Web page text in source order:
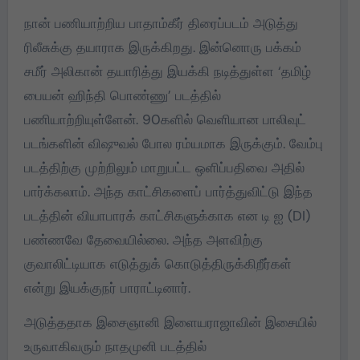
நான் பணியாற்றிய பாதாம்கீர் திரைப்படம் அடுத்து
ரிலீசுக்கு தயாராக இருக்கிறது. இன்னொரு பக்கம்
சமீர் அலிகான் தயாரித்து இயக்கி நடித்துள்ள ‘தமிழ்
பையன் ஹிந்தி பொண்ணு’ படத்தில்
பணியாற்றியுள்ளேன். 90களில் வெளியான பாலிவுட்
படங்களின் விஷுவல் போல ரம்யமாக இருக்கும். வேம்பு
படத்திற்கு முற்றிலும் மாறுபட்ட ஒளிப்பதிவை அதில்
பார்க்கலாம். அந்த காட்சிகளைப் பார்த்துவிட்டு இந்த
படத்தின் வியாபாரக் காட்சிகளுக்காக என டி ஐ (DI)
பண்ணவே தேவையில்லை. அந்த அளவிற்கு
குவாலிட்டியாக எடுத்துக் கொடுத்திருக்கிறீர்கள்
என்று இயக்குநர் பாராட்டினார்.
அடுத்ததாக இசைஞானி இளையராஜாவின் இசையில்
உருவாகிவரும் நாதமுனி படத்தில்